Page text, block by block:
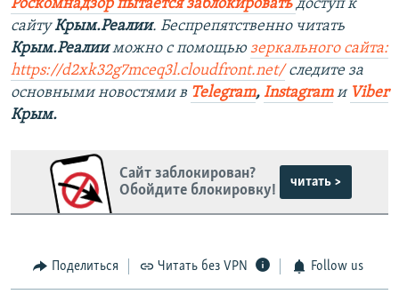
Роскомнадзор пытается заблокировать доступ к
сайтуКрым.Реалии. Беспрепятственно читать
Крым.Реалииможно с помощью зеркального сайта:
https://d2xk32g7mceq3l.cloudfront.net/ следите за
основными новостями в Telegram, Instagramи Viber
Крым.
Сайт заблокирован?
Обойдите блокировку!
читать >
Поделиться Читать без VPN Follow us